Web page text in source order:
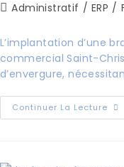
Administratif / ERP /
L’implantation d’une
commercial Saint-
d’envergure,
Continuer La Lecture